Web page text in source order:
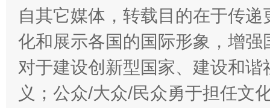
自其它媒体，转载目的在于传
化和展示各国的国际形象，增
对于建设创新型国家、建设和
义；公众/大众/民众勇于担任文